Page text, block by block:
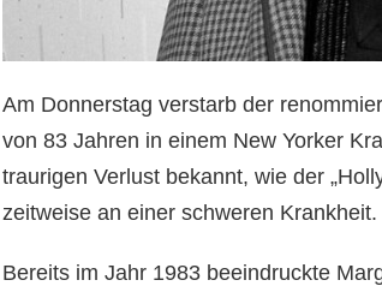
Am Donnerstag verstarb der
von 83 Jahren in einem New Yorker
traurigen Verlust bekannt, wie der
zeitweise an einer schweren Krankheit.
Bereits im Jahr 1983 beeindruckte